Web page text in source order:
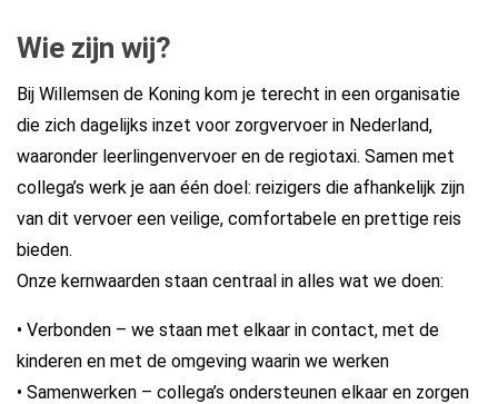
Wie zijn wij?
Bij Willemsen de Koning kom je terecht in een organisatie
die zich dagelijks inzet voor zorgvervoer in Nederland,
waaronder leerlingenvervoer en de regiotaxi. Samen met
collega’s werk je aan één doel: reizigers die afhankelijk zijn
van dit vervoer een veilige, comfortabele en prettige reis
bieden.
Onze kernwaarden staan centraal in alles wat we doen:
• Verbonden – we staan met elkaar in contact, met de
kinderen en met de omgeving waarin we werken
• Samenwerken – collega’s ondersteunen elkaar en zorgen